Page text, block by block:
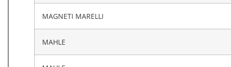
MAGNETI MARELLI
MAHLE